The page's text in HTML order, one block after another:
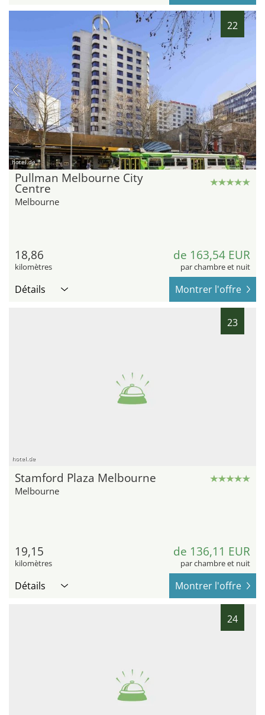
22
hotel.de
Pullman Melbourne City
Centre
Melbourne
18,86
kilomètres
de 163,54 EUR
par chambre et nuit
Détails Montrer l'offre
23
hotel.de
Stamford Plaza Melbourne
Melbourne
19,15
kilomètres
de 136,11 EUR
par chambre et nuit
Détails Montrer l'offre
24